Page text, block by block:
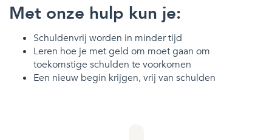
Met onze hulp kun je:
Schuldenvrij worden in minder tijd
Leren hoe je met geld om moet gaan om
toekomstige schulden te voorkomen
Een nieuw begin krijgen, vrij van schulden